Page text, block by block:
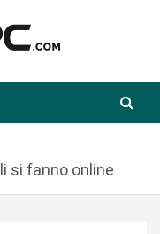
si fanno online